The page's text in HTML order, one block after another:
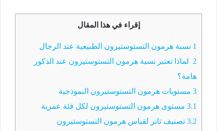
إقراء في هذا المقال
1 نسبة هرمون التستوستيرون الطبيعية عند الرجال
2 لماذا تعتبر نسبة هرمون التستوستيرون عند الذكور
هامة؟
3 مستويات هرمون التستوستيرون النموذجية
3.1 مستوى هرمون التستوستيرون لكل فئة عمرية
3.2 تصنيف تانر لقياس هرمون التستوستيرون